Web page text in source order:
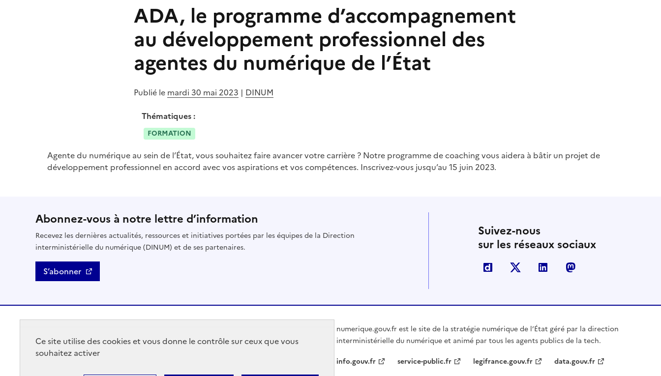
ADA, le programme d’accompagnement
au développement professionnel des
agentes du numérique de l’État
Publié le mardi 30 mai 2023 | DINUM
Thématiques :
FORMATION
Agente du numérique au sein de l’État, vous souhaitez faire avancer votre carrière ? Notre programme de coaching vous aidera à bâtir un projet de
développement professionnel en accord avec vos aspirations et vos compétences. Inscrivez-vous jusqu’au 15 juin 2023.
Abonnez-vous à notre lettre d’information
Recevez les dernières actualités, ressources et initiatives portées par les équipes de la Direction
interministérielle du numérique (DINUM) et de ses partenaires.
S’abonner
Suivez-nous
sur les réseaux sociaux
Dailymotion Linkedin
GOUVERNEMENT
numerique.gouv.fr est le site de la stratégie numérique de l’État géré par la direction
interministérielle du numérique et animé par tous les agents publics de la tech.
info.gouv.fr
service-public.fr legifrance.gouv.fr data.gouv.fr
Ce site utilise des cookies et vous donne le contrôle sur ceux que vous
souhaitez activer